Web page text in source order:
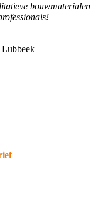
bouwmaterialen
Lubbeek